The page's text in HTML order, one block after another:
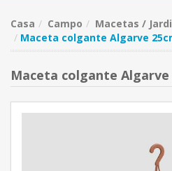
Casa Campo Macetas /
Maceta colgante Algarve
Maceta colgante